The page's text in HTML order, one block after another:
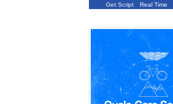
Get Script Real Time